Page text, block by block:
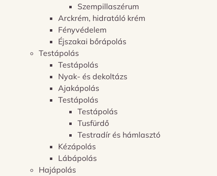
Szempillaszérum
Arckrém, hidratáló krém
Fényvédelem
Éjszakai bőrápolás
Testápolás
Testápolás
Nyak- és dekoltázs
Ajakápolás
Testápolás
Testápolás
Tusfürdő
Testradír és hámlasztó
Kézápolás
Lábápolás
Hajápolás